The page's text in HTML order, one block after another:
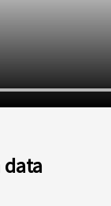
data